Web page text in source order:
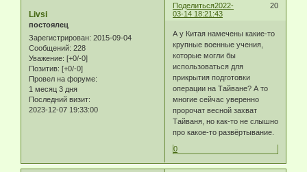
Поделиться 20
2022-
03-14 18:21:43
Livsi
постоялец
Зарегистрирован: 2015-09-04
Сообщений: 228
Уважение: [+0/-0]
Позитив: [+0/-0]
Провел на форуме:
1 месяц 3 дня
Последний визит:
2023-12-07 19:33:00
А у Китая намечены какие-то
крупные военные учения,
которые могли бы
использоваться для
прикрытия подготовки
операции на Тайване? А то
многие сейчас уверенно
пророчат весной захват
Тайваня, но как-то не слышно
про какое-то развёртывание.
0